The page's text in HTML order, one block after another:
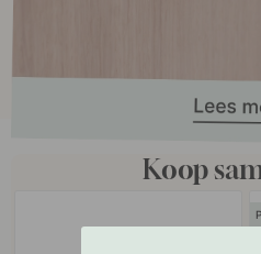
Koop